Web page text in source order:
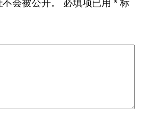
会被公开。
必填项已用* 标